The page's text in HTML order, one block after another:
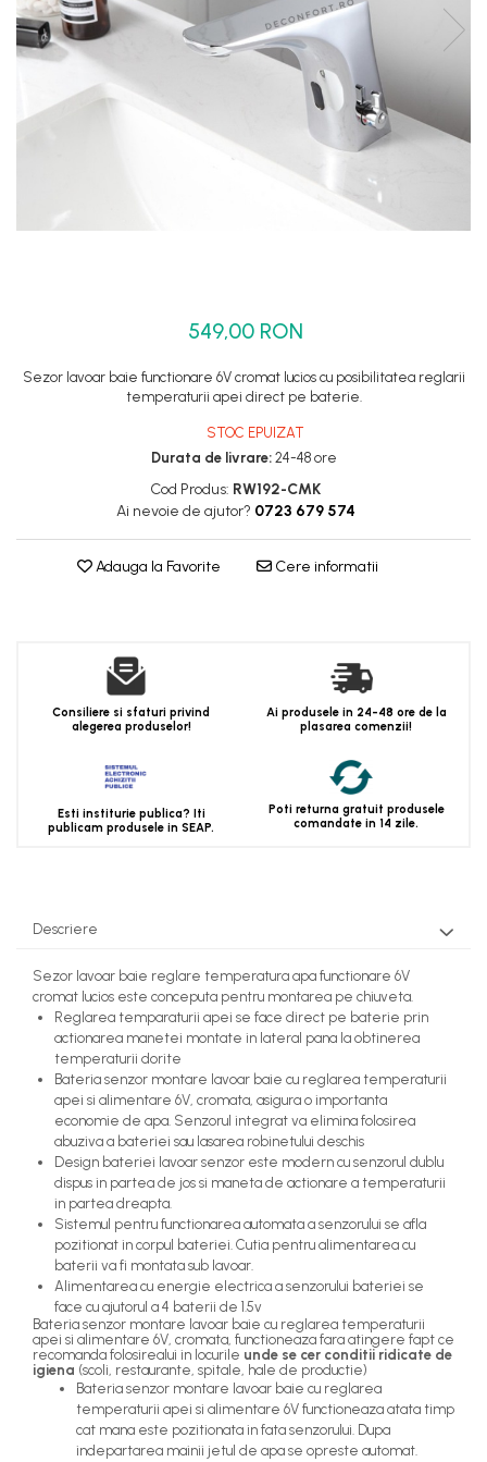
Set dus complet echipat
Suport prindere para dus
Baterie salon
Baterii bideu
549,00 RON
Sezor lavoar baie functionare 6V cromat lucios cu posibilitatea reglarii
temperaturii apei direct pe baterie.
STOC EPUIZAT
Durata de livrare:24-48 ore
Cod Produs: RW192-CMK
Ai nevoie de ajutor? 0723 679 574
Adauga la Favorite Cere informatii
Consiliere si sfaturi privind
alegerea produselor!
Ai produsele in 24-48 ore de la
plasarea comenzii!
Esti institurie publica? Iti
publicam produsele in SEAP.
Poti returna gratuit produsele
comandate in 14 zile.
Descriere
Sezor lavoar baie reglare temperatura apa functionare 6V
cromat lucios este conceputa pentru montarea pe chiuveta.
Reglarea temparaturii apei se face direct pe baterie prin
actionarea manetei montate in lateral pana la obtinerea
temperaturii dorite
Bateria senzor montare lavoar baie cu reglarea temperaturii
apei si alimentare 6V, cromata, asigura o importanta
economie de apa. Senzorul integrat va elimina folosirea
abuziva a bateriei sau lasarea robinetului deschis
Design bateriei lavoar senzor este modern cu senzorul dublu
dispus in partea de jos si maneta de actionare a temperaturii
in partea dreapta.
Sistemul pentru functionarea automata a senzorului se afla
pozitionat in corpul bateriei. Cutia pentru alimentarea cu
baterii va fi montata sub lavoar.
Alimentarea cu energie electrica a senzorului bateriei se
face cu ajutorul a 4 baterii de 1.5v
Bateria senzor montare lavoar baie cu reglarea temperaturii
apei si alimentare 6V, cromata, functioneaza fara atingere fapt ce
recomanda folosirealui in locurile unde se cer conditii ridicate de
igiena (scoli, restaurante, spitale, hale de productie)
Bateria senzor montare lavoar baie cu reglarea
temperaturii apei si alimentare 6V functioneaza atata timp
cat mana este pozitionata in fata senzorului. Dupa
indepartarea mainii jetul de apa se opreste automat.